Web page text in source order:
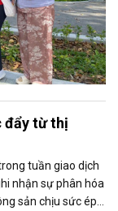
đẩy từ thị
tuần giao dịch
nhận sự phân hóa
sản chịu sức ép